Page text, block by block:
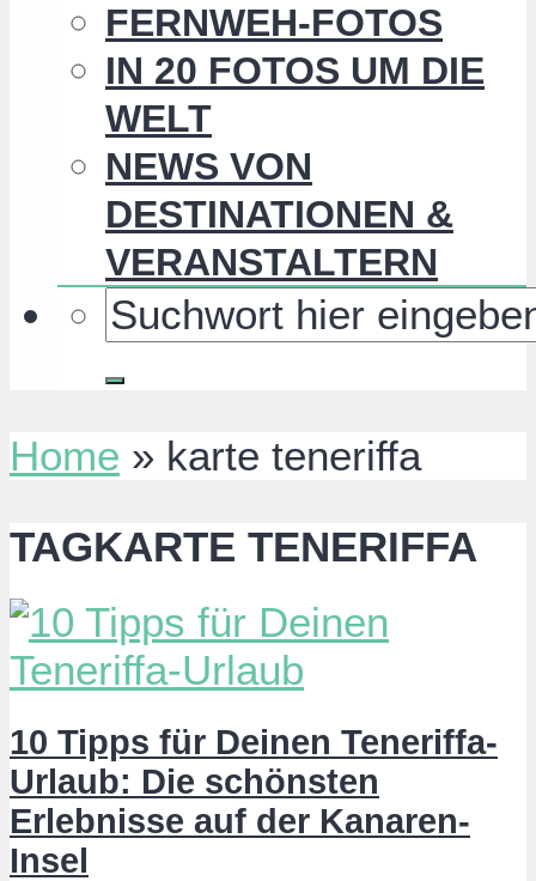
FERNWEH-FOTOS
IN 20 FOTOS UM DIE
WELT
NEWS VON
DESTINATIONEN &
VERANSTALTERN
Home » karte teneriffa
TAGKARTE TENERIFFA
10 Tipps für Deinen Teneriffa-
Urlaub: Die schönsten
Erlebnisse auf der Kanaren-
Insel